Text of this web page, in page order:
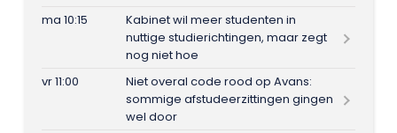
ma 10:15
Kabinet wil meer studenten in
nuttige studierichtingen, maar zegt
nog niet hoe
vr 11:00
Niet overal code rood op Avans:
sommige afstudeerzittingen gingen
wel door